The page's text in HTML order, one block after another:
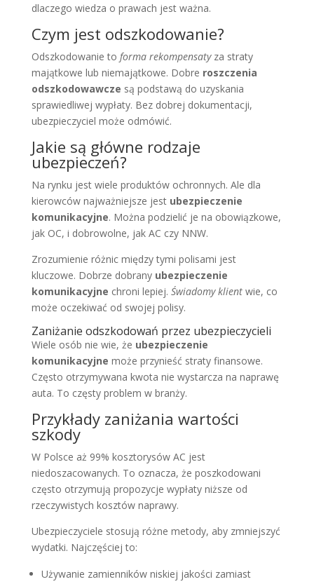
dlaczego wiedza o prawach jest ważna.
Czym jest odszkodowanie?
Odszkodowanie to forma rekompensatyza straty
majątkowe lub niemajątkowe. Dobre roszczenia
odszkodowawcze są podstawą do uzyskania
sprawiedliwej wypłaty. Bez dobrej dokumentacji,
ubezpieczyciel może odmówić.
Jakie są główne rodzaje
ubezpieczeń?
Na rynku jest wiele produktów ochronnych. Ale dla
kierowców najważniejsze jest ubezpieczenie
komunikacyjne. Można podzielić je na obowiązkowe,
jak OC, i dobrowolne, jak AC czy NNW.
Zrozumienie różnic między tymi polisami jest
kluczowe. Dobrze dobrany ubezpieczenie
komunikacyjne chroni lepiej. Świadomy klientwie, co
może oczekiwać od swojej polisy.
Zaniżanie odszkodowań przez ubezpieczycieli
Wiele osób nie wie, że ubezpieczenie
komunikacyjne może przynieść straty finansowe.
Często otrzymywana kwota nie wystarcza na naprawę
auta. To częsty problem w branży.
Przykłady zaniżania wartości
szkody
W Polsce aż 99% kosztorysów AC jest
niedoszacowanych. To oznacza, że poszkodowani
często otrzymują propozycje wypłaty niższe od
rzeczywistych kosztów naprawy.
Ubezpieczyciele stosują różne metody, aby zmniejszyć
wydatki. Najczęściej to:
Używanie zamienników niskiej jakości zamiast